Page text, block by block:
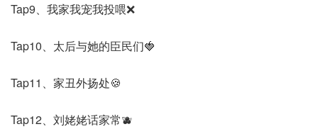
Tap9、我家我宠我投喂❌
Tap10、太后与她的臣民们🍓
Tap11、家丑外扬处🍪
Tap12、刘姥姥话家常🫐